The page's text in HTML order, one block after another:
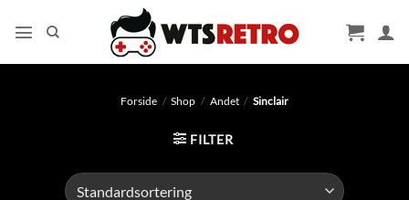
Forside / Shop / Andet / Sinclair
FILTER